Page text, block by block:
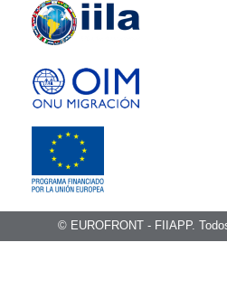
© EUROFRONT - FIIAPP.